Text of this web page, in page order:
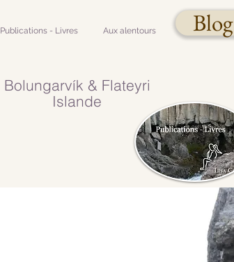
Publications - Livres Aux alentours
Bolungarvík​​ & Flateyri
Islande
Blog